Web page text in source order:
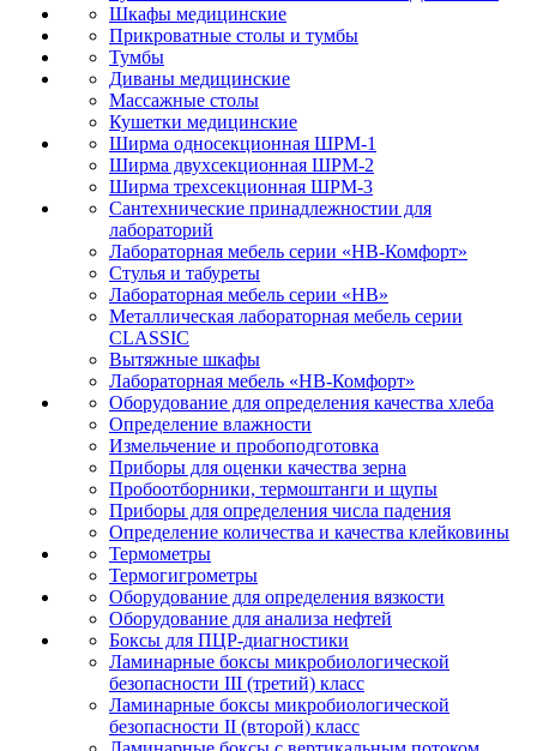
Шкафы медицинские
Прикроватные столы и тумбы
Тумбы
Диваны медицинские
Массажные столы
Кушетки медицинские
Ширма односекционная ШРМ-1
Ширма двухсекционная ШРМ-2
Ширма трехсекционная ШРМ-3
Сантехнические принадлежностии для
лабораторий
Лабораторная мебель серии «НВ-Комфорт»
Стулья и табуреты
Лабораторная мебель серии «НВ»
Металлическая лабораторная мебель серии
CLASSIC
Вытяжные шкафы
Лабораторная мебель «НВ-Комфорт»
Оборудование для определения качества хлеба
Определение влажности
Измельчение и пробоподготовка
Приборы для оценки качества зерна
Пробоотборники, термоштанги и щупы
Приборы для определения числа падения
Определение количества и качества клейковины
Термометры
Термогигрометры
Оборудование для определения вязкости
Оборудование для анализа нефтей
Боксы для ПЦР-диагностики
Ламинарные боксы микробиологической
безопасности III (третий) класс
Ламинарные боксы микробиологической
безопасности II (второй) класс